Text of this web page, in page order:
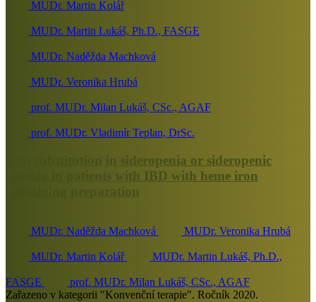
MUDr. Martin Kolář
MUDr. Martin Lukáš, Ph.D., FASGE
MUDr. Naděžda Machková
MUDr. Veronika Hrubá
prof. MUDr. Milan Lukáš, CSc., AGAF
prof. MUDr. Vladimír Teplan, DrSc.
Iron substitution in sideropenia or sideropenic
anemia in patients with IBD with heme iron
containing preparation
MUDr. Naděžda Machková MUDr. Veronika Hrubá
MUDr. Martin Kolář MUDr. Martin Lukáš, Ph.D.,
FASGE
prof. MUDr. Milan Lukáš, CSc., AGAF
Zařazeno v kategorii "Konvenční terapie". Ročník 2020.